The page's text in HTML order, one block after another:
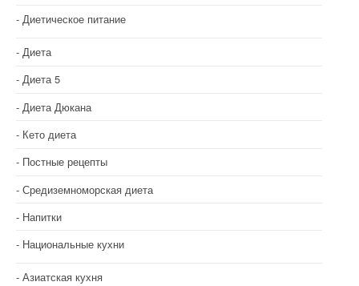
Диетическое питание
Диета
Диета 5
Диета Дюкана
Кето диета
Постные рецепты
Средиземноморская диета
Напитки
Национальные кухни
Азиатская кухня